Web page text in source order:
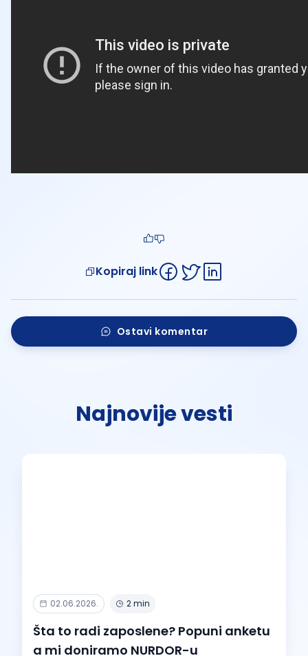
Kopiraj link
Ostavi komentar
Najnovije vesti
02.06.2026. 2 min
Šta to radi zaposlene? Popuni anketu
a mi doniramo NURDOR-u